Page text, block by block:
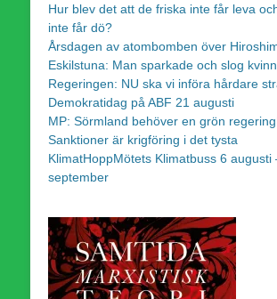
Hur blev det att de friska inte får leva
inte får dö?
Årsdagen av atombomben över
Eskilstuna: Man sparkade och slog
Regeringen: NU ska vi införa hårdare
Demokratidag på ABF 21 augusti
MP: Sörmland behöver en grön
Sanktioner är krigföring i det tysta
KlimatHoppMötets Klimatbuss 6 augusti
september